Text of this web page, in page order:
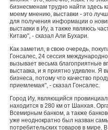
бизнесменам трудно найти здесь
моему мнению, выставки - это
для получения информации о
выставки в Иу, а также являюсь
Китаю", - сказал Али Бухари.
Как заметил, в свою очередь,
Гонсалес, 24 сессия
вызывает весьма благоприятные
выставка, и я приятно удивлен. Я
бизнеса, потому что качество
приемлемая", - сказал Гонсалес.
Город Иу, являющийся
находится в 280 км от Шанхая.
Всемирным банком, а также
уже неоднократно был назван
потребительских товаров в мире.